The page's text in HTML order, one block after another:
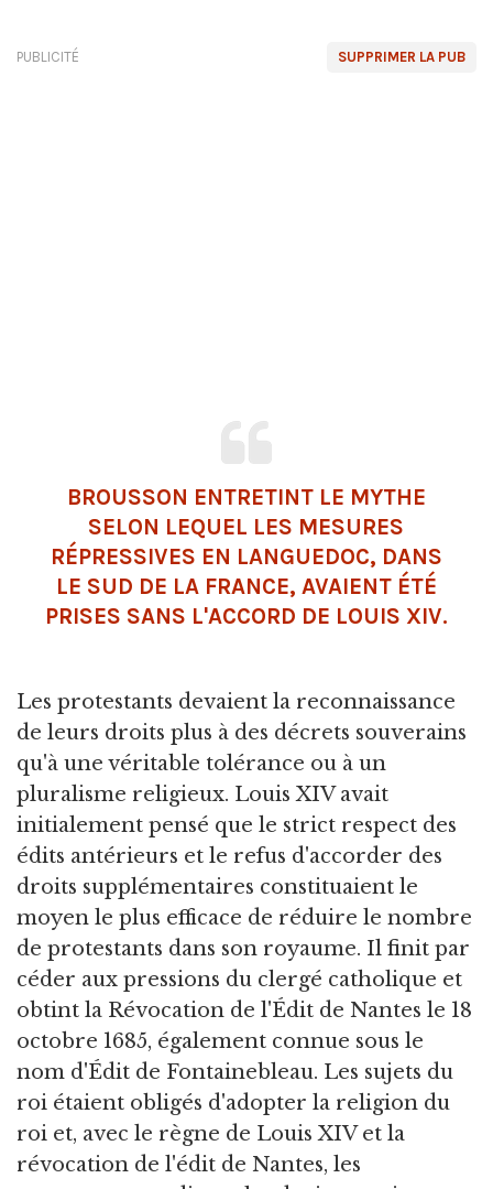
SUPPRIMER LA PUB
PUBLICITÉ
BROUSSON ENTRETINT LE MYTHE
SELON LEQUEL LES MESURES
RÉPRESSIVES EN LANGUEDOC, DANS
LE SUD DE LA FRANCE, AVAIENT ÉTÉ
PRISES SANS L'ACCORD DE LOUIS XIV.
Les protestants devaient la reconnaissance
de leurs droits plus à des décrets souverains
qu'à une véritable tolérance ou à un
pluralisme religieux. Louis XIV avait
initialement pensé que le strict respect des
édits antérieurs et le refus d'accorder des
droits supplémentaires constituaient le
moyen le plus efficace de réduire le nombre
de protestants dans son royaume. Il finit par
céder aux pressions du clergé catholique et
obtint la Révocation de l'Édit de Nantes le 18
octobre 1685, également connue sous le
nom d'Édit de Fontainebleau. Les sujets du
roi étaient obligés d'adopter la religion du
roi et, avec le règne de Louis XIV et la
révocation de l'édit de Nantes, les